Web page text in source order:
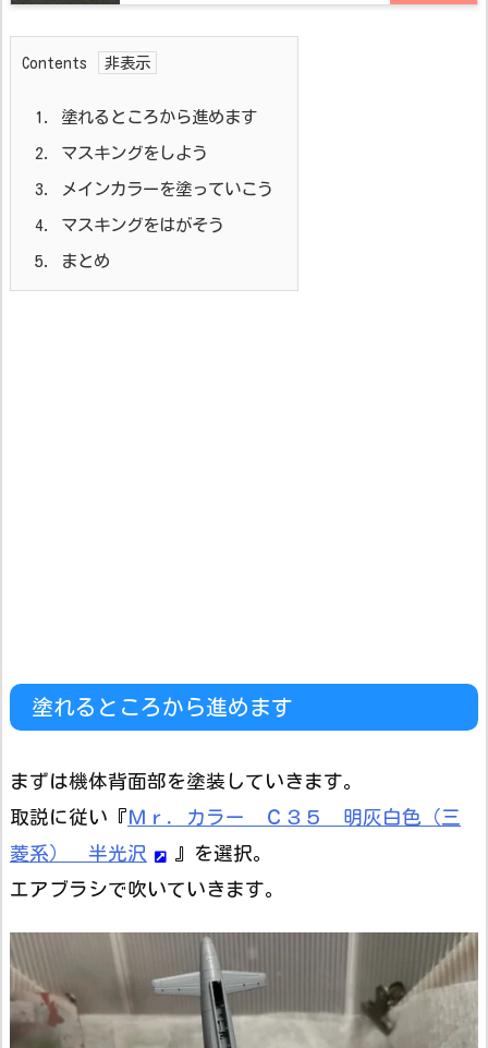
Contents
1. 塗れるところから進めます
2. マスキングをしよう
3. メインカラーを塗っていこう
4. マスキングをはがそう
5. まとめ
塗れるところから進めます
まずは機体背面部を塗装していきます。
取説に従い『Ｍｒ．カラー Ｃ３５ 明灰白色（三
菱系） 半光沢
』を選択。
エアブラシで吹いていきます。